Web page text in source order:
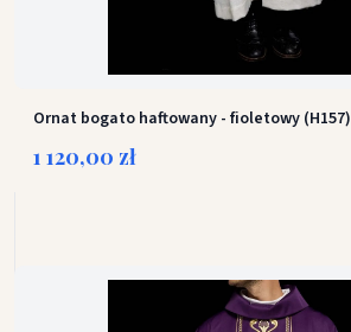
Ornat bogato haftowany - fioletowy (H157)
1 120,00 zł